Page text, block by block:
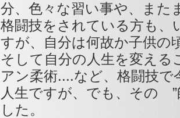
分、色々な習い事や、また
格闘技をされている方も、
すが、自分は何故か子供の
そして自分の人生を変える
アン柔術....など、格闘技
人生ですが、でも、その ”
した。